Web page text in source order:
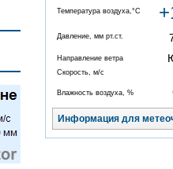
Температура воздуха,°C
Давление, мм рт.ст.
Направление ветра
Скорость, м/с
Влажность воздуха, %
Информация для